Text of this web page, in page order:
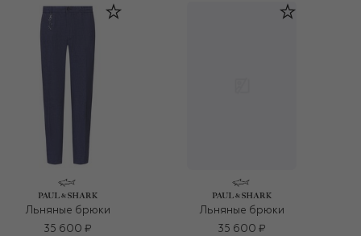
Льняные брюки
35 600 ₽
Льняные брюки
35 600 ₽